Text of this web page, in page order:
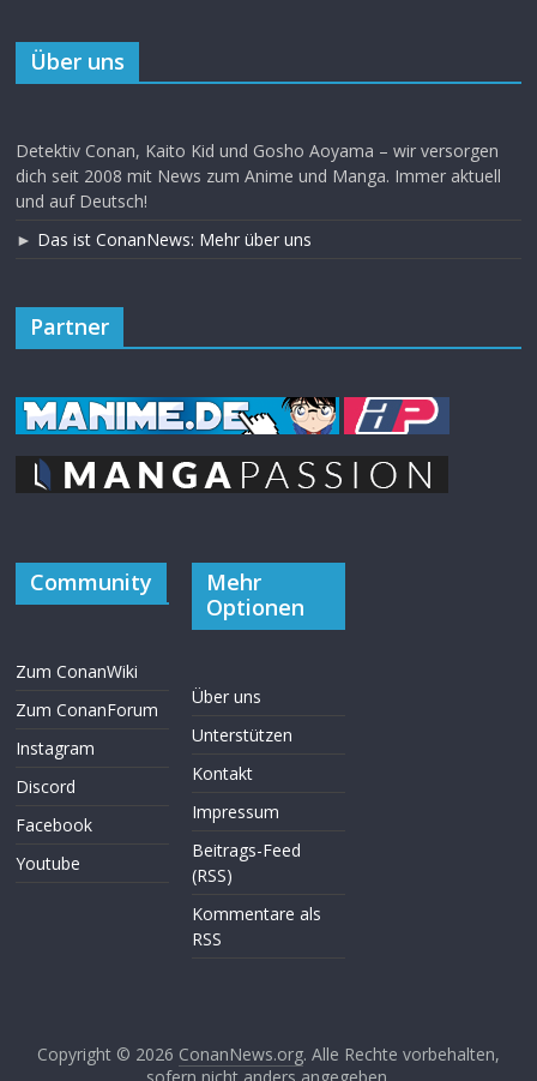
Über uns
Detektiv Conan, Kaito Kid und Gosho Aoyama – wir versorgen
dich seit 2008 mit News zum Anime und Manga. Immer aktuell
und auf Deutsch!
► Das ist ConanNews: Mehr über uns
Partner
Community
Zum ConanWiki
Zum ConanForum
Instagram
Discord
Facebook
Youtube
Mehr
Optionen
Über uns
Unterstützen
Kontakt
Impressum
Beitrags-Feed
(RSS)
Kommentare als
RSS
Copyright © 2026 ConanNews.org. Alle Rechte vorbehalten,